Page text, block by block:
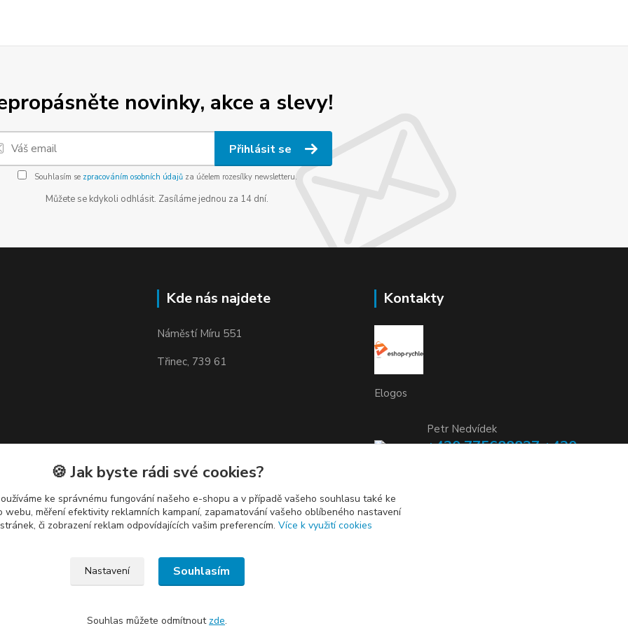
novinky, akce a slevy!
Přihlásit se
Souhlasím se zpracováním osobních údajůza účelem rozesílky newsletteru.
Můžete se kdykoli odhlásit. Zasíláme jednou za 14 dní.
Kde nás najdete
Náměstí Míru 551
Třinec, 739 61
Kontakty
Elogos
Petr Nedvídek
+420 775688827 +420
info@elogos.cz
🍪 Jak byste rádi své cookies?
ke správnému fungování našeho e-shopu a v případě vašeho souhlasu také ke
měření efektivity reklamních kampaní, zapamatování vašeho oblíbeného nastavení
či zobrazení reklam odpovídajících vašim preferencím. Více k využití cookies
Nastavení Souhlasím
Souhlas můžete odmítnout zde.